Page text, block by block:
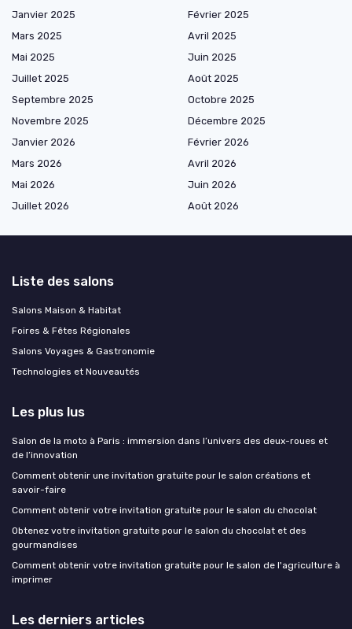
Janvier 2025
Février 2025
Mars 2025
Avril 2025
Mai 2025
Juin 2025
Juillet 2025
Août 2025
Septembre 2025
Octobre 2025
Novembre 2025
Décembre 2025
Janvier 2026
Février 2026
Mars 2026
Avril 2026
Mai 2026
Juin 2026
Juillet 2026
Août 2026
Liste des salons
Salons Maison & Habitat
Foires & Fêtes Régionales
Salons Voyages & Gastronomie
Technologies et Nouveautés
Les plus lus
Salon de la moto à Paris : immersion dans l’univers des deux-roues et
de l’innovation
Comment obtenir une invitation gratuite pour le salon créations et
savoir-faire
Comment obtenir votre invitation gratuite pour le salon du chocolat
Obtenez votre invitation gratuite pour le salon du chocolat et des
gourmandises
Comment obtenir votre invitation gratuite pour le salon de l'agriculture à
imprimer
Les derniers articles